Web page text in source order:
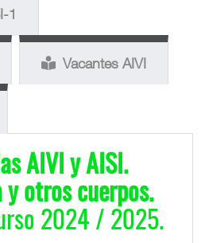
1
Vacantes AIVI
AIVI y AISI.
y otros cuerpos.
2024 / 2025.